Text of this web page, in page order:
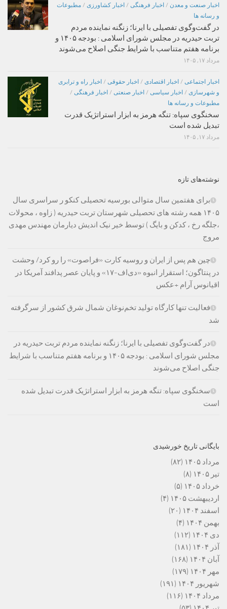
اخبار صنعت و معدن / اخبار فرهنگی / اخبار کشاورزی / مطبوعات
و رسانه ها
در گفت‌وگوی تفصیلی با ایرنا؛ زنگنه نماینده مردم
تربت حیدریه در مجلس شورای اسلامی : بودجه ۱۴۰۵ و
برنامه هفتم متناسب با شرایط جنگی اصلاح می‌شوند
مرداد ۱۷, ۱۴۰۵
اخبار اجتماعی / اخبار اقتصادی / اخبار حقوقی / اخبار راه و ترابری
و شهرسازی / اخبار سیاسی / اخبار صنعتی / اخبار فرهنگی /
مطبوعات و رسانه ها
سخنگوی سپاه: تنگه هرمز به ابزار استراتژیک قدرت
تبدیل شده است
مرداد ۱۷, ۱۴۰۵
نوشته‌های تازه
برای هفتمین سال متوالی بورسیه تحصیلی کنکو ر سراسری سال
۱۴۰۵ همه رشته های تحصیلی شهرستان تربت حیدریه ( زاوه ، محولات
،جلگه رخ ، کدکن و بایگ ) توسط خیر نیک اندیش دیارمان مهندس مهدی
مروج
چین هم پس از ایران و روسیه کارت «فراصوت» را رو کرد/ وحشت
در پنتاگون؛ استقرار انبوه «دی‌اف‑۱۷» و پایان عصر پدافند آمریکا در
اقیانوس آرام +عکس
فعالیت تنها کارگاه تولید تخم‌نوغان شمال شرق کشور از سرگرفته
شد
در گفت‌وگوی تفصیلی با ایرنا؛ زنگنه نماینده مردم تربت حیدریه در
مجلس شورای اسلامی : بودجه ۱۴۰۵ و برنامه هفتم متناسب با شرایط
جنگی اصلاح می‌شوند
سخنگوی سپاه: تنگه هرمز به ابزار استراتژیک قدرت تبدیل شده
است
بایگانی تاریخ خورشیدی
مرداد ۱۴۰۵
(۸۲)
تیر ۱۴۰۵
(۸)
خرداد ۱۴۰۵
(۵)
اردیبهشت ۱۴۰۵
(۴)
اسفند ۱۴۰۴
(۲۰)
بهمن ۱۴۰۴
(۴)
دی ۱۴۰۴
(۱۱۲)
آذر ۱۴۰۴
(۱۸۱)
آبان ۱۴۰۴
(۱۶۸)
مهر ۱۴۰۴
(۱۷۹)
شهریور ۱۴۰۴
(۱۹۱)
مرداد ۱۴۰۴
(۱۱۶)